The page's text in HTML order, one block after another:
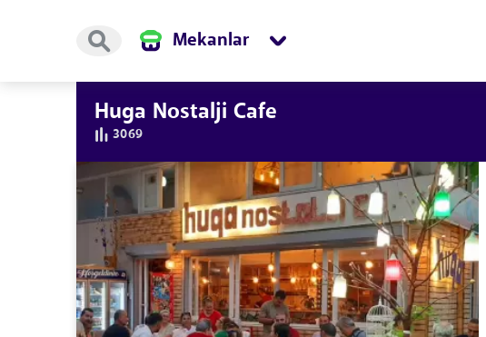
Mekanlar
Huga Nostalji Cafe
3069